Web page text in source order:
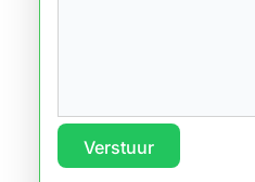
Verstuur